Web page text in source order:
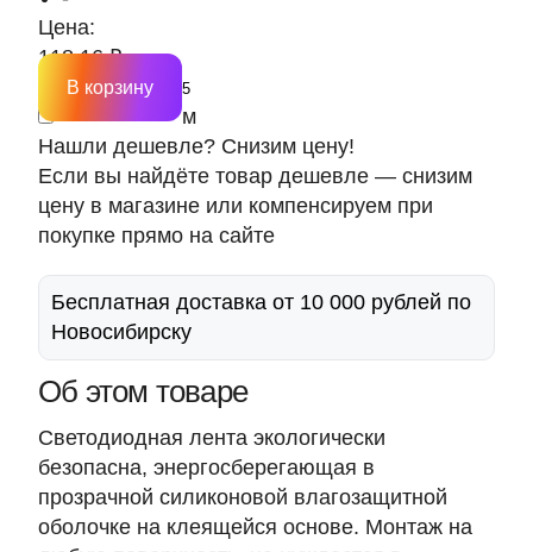
Цена:
118.16 ₽
м
В корзину
Нашли дешевле? Снизим цену!
Если вы найдёте товар дешевле — снизим
цену в магазине или компенсируем при
покупке прямо на сайте
Бесплатная доставка от 10 000 рублей по
Новосибирску
Об этом товаре
Светодиодная лента экологически
безопасна, энергосберегающая в
прозрачной силиконовой влагозащитной
оболочке на клеящейся основе. Монтаж на